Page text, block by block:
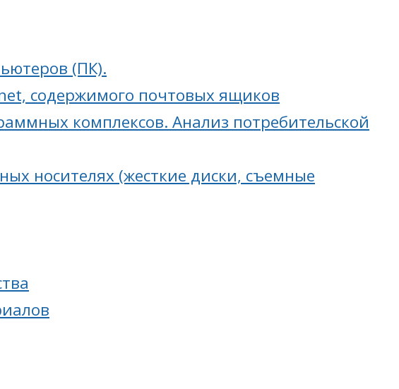
(ПК).
содержимого почтовых ящиков
комплексов. Анализ потребительской
носителях (жесткие диски, съемные